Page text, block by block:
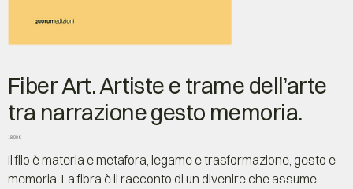
Fiber Art. Artiste e trame dell’arte
tra narrazione gesto memoria.
Prezzo
18,00 €
Il filo è materia e metafora, legame e trasformazione, gesto e
memoria. La fibra è il racconto di un divenire che assume